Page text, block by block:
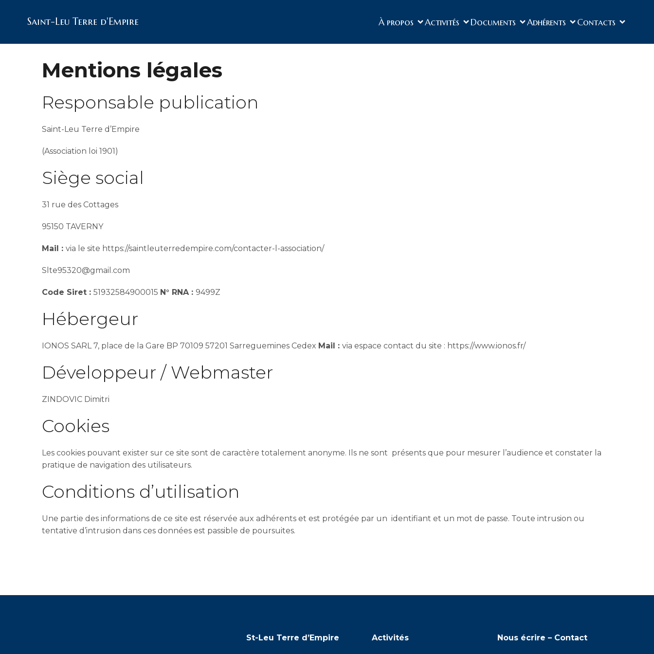
Saint-Leu Terre d'Empire À propos Activités Documents Adhérents Contacts
Mentions légales
Responsable publication
Saint-Leu Terre d’Empire
(Association loi 1901)
Siège social
31 rue des Cottages
95150 TAVERNY
Mail : via le site https://saintleuterredempire.com/contacter-l-association/
Slte95320@gmail.com
Code Siret : 51932584900015 N° RNA : 9499Z
Hébergeur
IONOS SARL 7, place de la Gare BP 70109 57201 Sarreguemines Cedex Mail : via espace contact du site : https://www.ionos.fr/
Développeur / Webmaster
ZINDOVIC Dimitri
Cookies
Les cookies pouvant exister sur ce site sont de caractère totalement anonyme. Ils ne sont présents que pour mesurer l’audience et constater la
pratique de navigation des utilisateurs.
Conditions d’utilisation
Une partie des informations de ce site est réservée aux adhérents et est protégée par un identifiant et un mot de passe. Toute intrusion ou
tentative d’intrusion dans ces données est passible de poursuites.
St-Leu Terre d’Empire Activités Nous écrire – Contact